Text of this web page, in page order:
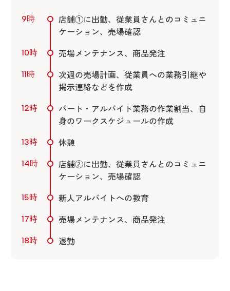
9時
店舗①に出勤、従業員さんとのコミュニ
ケーション、売場確認
10時 売場メンテナンス、商品発注
11時
次週の売場計画、従業員への業務引継や
掲示連絡などを作成
12時
パート・アルバイト業務の作業割当、自
身のワークスケジュールの作成
13時 休憩
14時
店舗②に出勤、従業員さんとのコミュニ
ケーション、売場確認
15時 新人アルバイトへの教育
17時 売場メンテナンス、商品発注
18時 退勤